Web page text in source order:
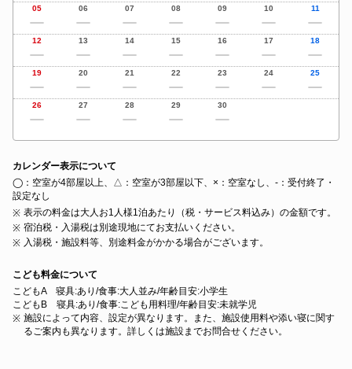
05 06 07 08 09 10 11
12 13 14 15 16 17 18
19 20 21 22 23 24 25
26 27 28 29 30
カレンダー表示について
◯：空室が4部屋以上、△：空室が3部屋以下、×：空室なし、‐：受付終了・
設定なし
表示の料金は大人お1人様1泊あたり（税・サービス料込み）の金額です。
宿泊税・入湯税は別途現地にてお支払いください。
入湯税・施設料等、別途料金がかかる場合がございます。
こども料金について
こどもA 寝具:あり/食事:大人並み/年齢目安:小学生
こどもB 寝具:あり/食事:こども用料理/年齢目安:未就学児
施設によって内容、設定が異なります。また、施設使用料や添い寝に関す
るご案内も異なります。詳しくは施設までお問合せください。